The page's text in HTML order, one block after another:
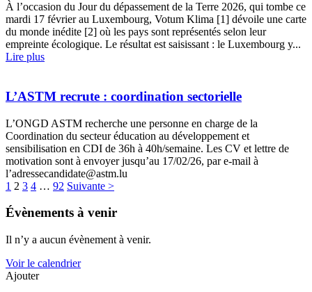
À l’occasion du Jour du dépassement de la Terre 2026, qui tombe ce
mardi 17 février au Luxembourg, Votum Klima [1] dévoile une carte
du monde inédite [2] où les pays sont représentés selon leur
empreinte écologique. Le résultat est saisissant : le Luxembourg y...
Lire plus
L’ASTM recrute : coordination sectorielle
L’ONGD ASTM recherche une personne en charge de la
Coordination du secteur éducation au développement et
sensibilisation en CDI de 36h à 40h/semaine. Les CV et lettre de
motivation sont à envoyer jusqu’au 17/02/26, par e-mail à
l’adressecandidate@astm.lu
1 2 3 4 … 92 Suivante >
Évènements à venir
Il n’y a aucun évènement à venir.
Voir le calendrier
Ajouter